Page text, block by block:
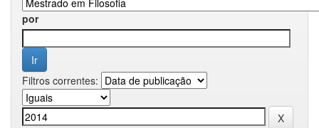
por
Filtros correntes: